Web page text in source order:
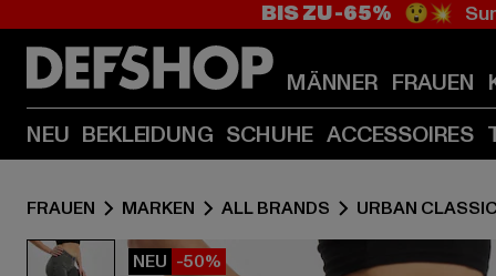
BIS ZU -65% 😲💥
MÄNNER FRAUEN
NEU BEKLEIDUNG SCHUHE ACCESSOIRES
FRAUEN MARKEN ALL BRANDS URBAN
NEU -50%